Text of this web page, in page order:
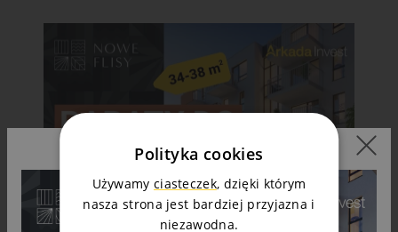
Polityka cookies
Używamy ciasteczek, dzięki którym
nasza strona jest bardziej przyjazna i
niezawodna.